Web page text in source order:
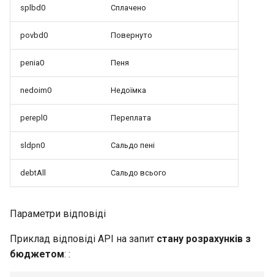
splbd0 Сплачено
povbd0 Повернуто
penia0 Пеня
nedoim0 Недоїмка
perepl0 Переплата
sldpn0 Сальдо пені
debtAll Сальдо всього
Параметри відповіді
Приклад відповіді API на запит стану розрахунків з
бюджетом: :